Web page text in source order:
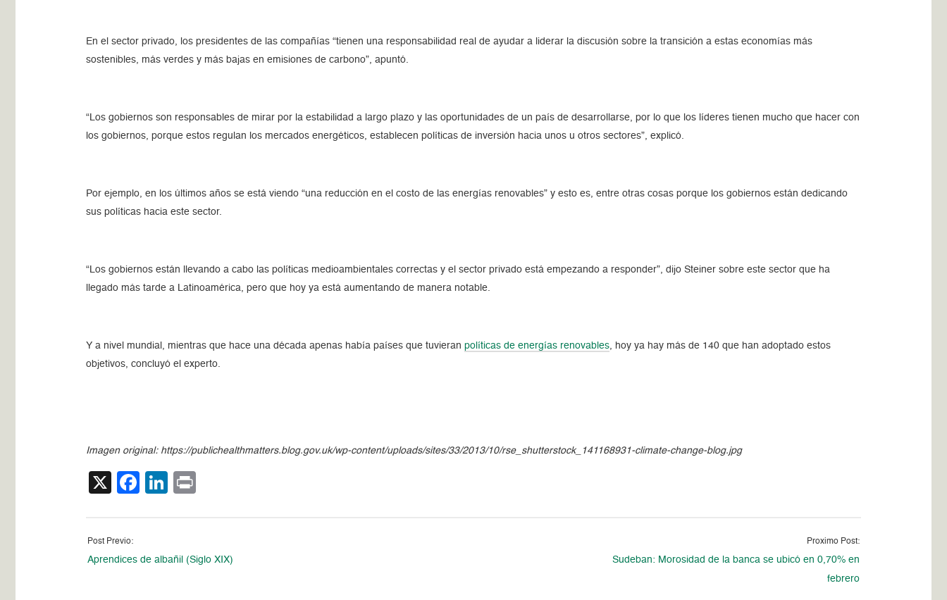
En el sector privado, los presidentes de las compañías “tienen una responsabilidad real de ayudar a liderar la discusión sobre la transición a estas economías más
sostenibles, más verdes y más bajas en emisiones de carbono”, apuntó.
“Los gobiernos son responsables de mirar por la estabilidad a largo plazo y las oportunidades de un país de desarrollarse, por lo que los líderes tienen mucho que hacer con
los gobiernos, porque estos regulan los mercados energéticos, establecen políticas de inversión hacia unos u otros sectores”, explicó.
Por ejemplo, en los últimos años se está viendo “una reducción en el costo de las energías renovables” y esto es, entre otras cosas porque los gobiernos están dedicando
sus políticas hacia este sector.
“Los gobiernos están llevando a cabo las políticas medioambientales correctas y el sector privado está empezando a responder”, dijo Steiner sobre este sector que ha
llegado más tarde a Latinoamérica, pero que hoy ya está aumentando de manera notable.
Y a nivel mundial, mientras que hace una década apenas había países que tuvieranpolíticas de energías renovables , hoy ya hay más de 140 que han adoptado estos
objetivos, concluyó el experto.
Imagen original: https://publichealthmatters.blog.gov.uk/wp-content/uploads/sites/33/2013/10/rse_shutterstock_141168931-climate-change-blog.jpg
X Facebook
LinkedIn
Post Previo:
Aprendices de albañil (Siglo XIX)
Proximo Post:
Sudeban: Morosidad de la banca se ubicó en 0,70% en
febrero